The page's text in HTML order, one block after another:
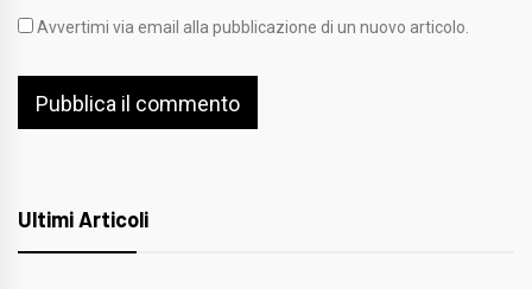
Avvertimi via email alla pubblicazione di un nuovo articolo.
Ultimi Articoli